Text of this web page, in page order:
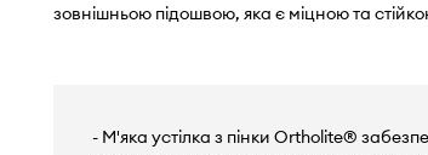
зовнішньою підошвою, яка є міцною та
- М'яка устілка з пінки Ortholite®